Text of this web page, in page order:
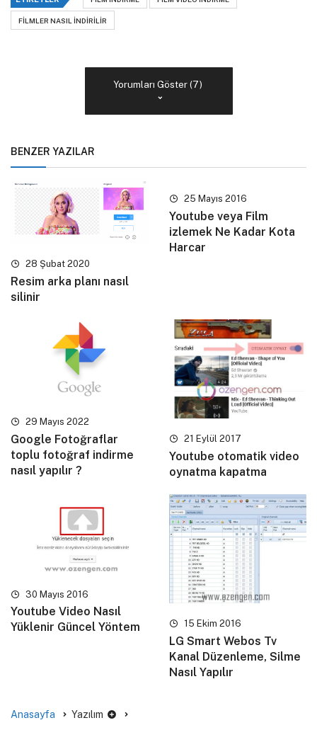
FILMLER NASIL INDIRILIR
Yorumları Göster (7)
BENZER YAZILAR
28 Şubat 2020
Resim arka planı nasıl
silinir
25 Mayıs 2016
Youtube veya Film
izlemek Ne Kadar Kota
Harcar
29 Mayıs 2022
Google Fotoğraflar
toplu fotoğraf indirme
nasıl yapılır ?
21 Eylül 2017
Youtube otomatik video
oynatma kapatma
30 Mayıs 2016
Youtube Video Nasıl
Yüklenir Güncel Yöntem
15 Ekim 2016
LG Smart Webos Tv
Kanal Düzenleme, Silme
Nasıl Yapılır
Anasayfa Yazılım